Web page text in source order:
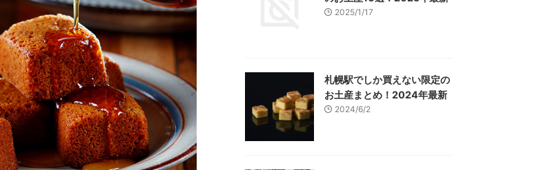
2025/1/17
札幌駅でしか買えない限定の
お土産まとめ！2024年最新
2024/6/2